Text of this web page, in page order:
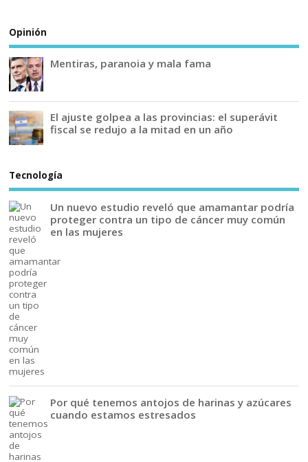
Opinión
Mentiras, paranoia y mala fama
El ajuste golpea a las provincias: el superávit
fiscal se redujo a la mitad en un año
Tecnología
Un nuevo estudio reveló que amamantar podría
proteger contra un tipo de cáncer muy común
en las mujeres
Por qué tenemos antojos de harinas y azúcares
cuando estamos estresados